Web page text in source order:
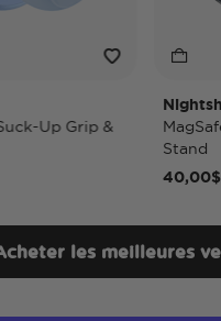
Up Grip &
Stand
40,00$
les meilleures